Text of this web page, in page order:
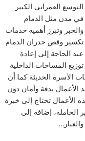
التوسع العمراني الكبير
في مدن مثل الدمام
والخبر وتبرز أهمية خدمات
تكسير وقص جدران الدمام
عند الحاجة إلى إعادة
توزيع المساحات الداخلية
الأسرة الحديثة كما أن
الأعمال بدقة وأمان دون
الأعمال تحتاج إلى خبرة
الحاملة، إضافة إلى